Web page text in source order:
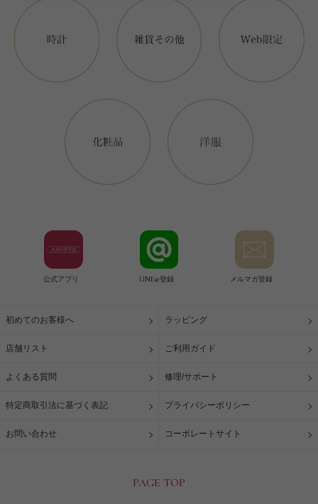
公式アプリ LINE@登録 メルマガ登録
初めてのお客様へ ラッピング
店舗リスト ご利用ガイド
よくある質問 修理/サポート
特定商取引法に基づく表記 プライバシーポリシー
お問い合わせ コーポレートサイト
PAGE TOP